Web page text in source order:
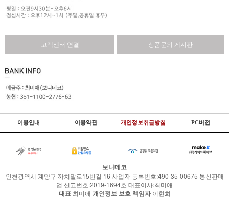
고객센터 연결 상품문의 게시판
이용안내 이용약관 개인정보취급방침 PC버전
보니데코
인천광역시 계양구 까치말로15번길 16 사업자 등록번호:490-35-00675 통신판매
업 신고번호:2019-1694호 대표이사:최미애
대표 최미애 개인정보 보호 책임자이현희